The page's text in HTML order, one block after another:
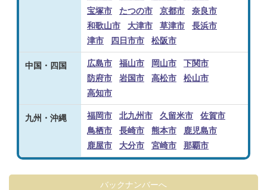
宝塚市
たつの市 京都市
奈良市
和歌山市
大津市 草津市
長浜市
津市
四日市市 松阪市
中国・四国 広島市 福山市 岡山市
下関市
防府市
岩国市 高松市
松山市
高知市
九州・沖縄 福岡市 北九州市 久留米市
佐賀市
鳥栖市
長崎市 熊本市
鹿児島市
鹿屋市
大分市 宮崎市 那覇市
バックナンバーへ